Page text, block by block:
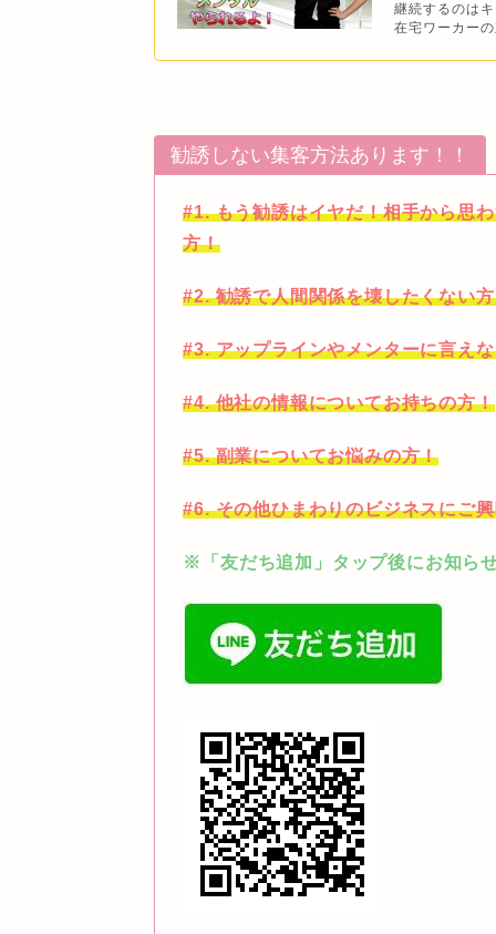
継続するのは
在宅ワーカー
勧誘しない集客方法あります！！
#1. もう勧誘はイヤだ！相手から思
方！
#2. 勧誘で人間関係を壊したくない
#3. アップラインやメンターに言え
#4. 他社の情報についてお持ちの方！
#5. 副業についてお悩みの方！
#6. その他ひまわりのビジネスにご
※「友だち追加」タップ後にお知ら